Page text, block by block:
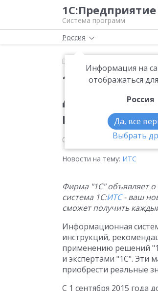
1С:Предприятие
Система программ
Россия
Информация на
отображаться
Россия
Да, все
Выбрать
Главная 1
1 сентября
для
ваш новый
01.09.2015
Новости на тему: ИТС
Фирма "1С" объявляет о
система 1С:ИТС- ваш
сможет получить
Информационная
инструкций,
применению решений
и экспертами "1С". Эти
приобрести реальные
С 1 сентября 2015